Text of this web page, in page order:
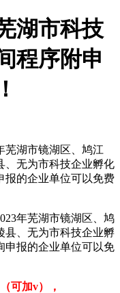
湖市科技
程序附申
芜湖市镜湖区、鸠江
、无为市科技企业孵化
报的企业单位可以免费
年芜湖市镜湖区、鸠
县、无为市科技企业孵
申报的企业单位可以免
可加v），